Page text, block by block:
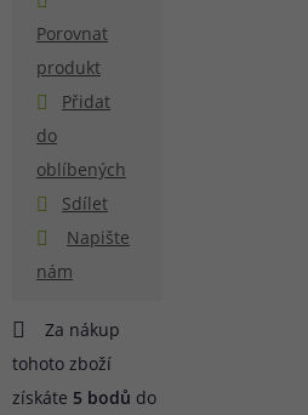
Porovnat
produkt
Přidat
do
oblíbených
Sdílet
Napište
nám
Za nákup
tohoto zboží
získáte 5 bodů do